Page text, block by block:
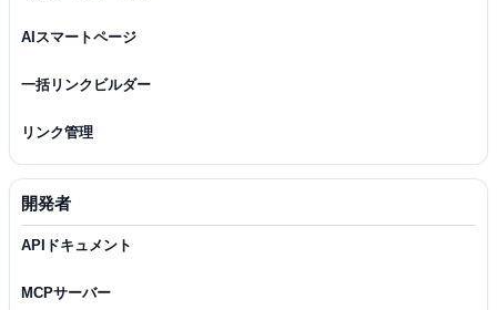
AIスマートページ
一括リンクビルダー
リンク管理
開発者
APIドキュメント
MCPサーバー